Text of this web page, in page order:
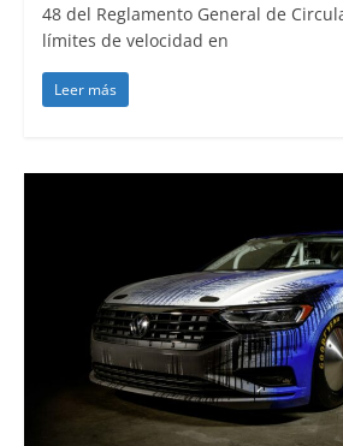
48 del Reglamento General de
límites de velocidad en
Leer más